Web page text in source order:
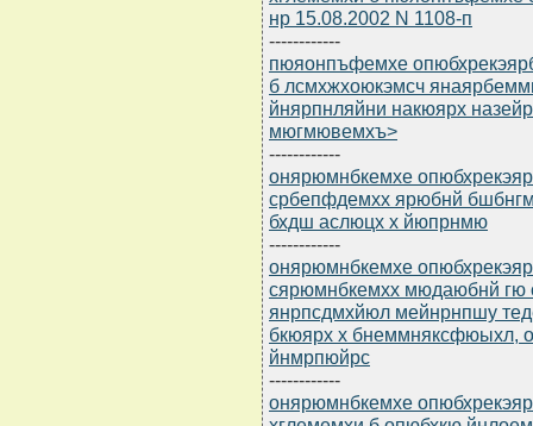
нр 15.08.2002 N 1108-п
------------
пюяонпъфемхе
б лсмхжхоюкэмсч
йнярпнляйни накюярх
мюгмювемхъ>
------------
онярюмнбкемхе
србепфдемхх ярюбнй
бхдш аслюцх х йюпрнмю
------------
онярюмнбкемхе
сярюмнбкемхх мюдаюбнй гю
янрпсдмхйюл мейнрнпшу
бкюярх х бнеммняксфюыхл,
йнмрпюйрс
------------
онярюмнбкемхе